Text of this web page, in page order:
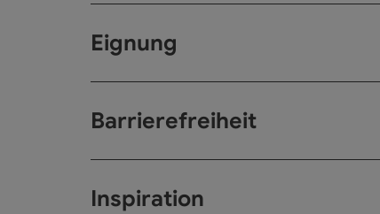
Eignung
Barrierefreiheit
Inspiration